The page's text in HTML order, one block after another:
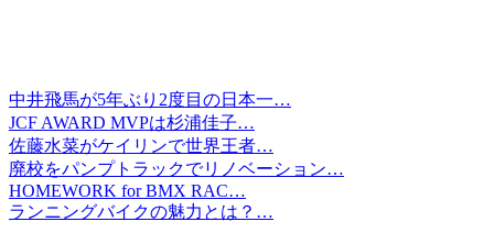
中井飛馬が5年ぶり2度目の日本一…
JCF AWARD MVPは杉浦佳子…
佐藤水菜がケイリンで世界王者…
廃校をパンプトラックでリノベーション…
HOMEWORK for BMX RAC…
ランニングバイクの魅力とは？…